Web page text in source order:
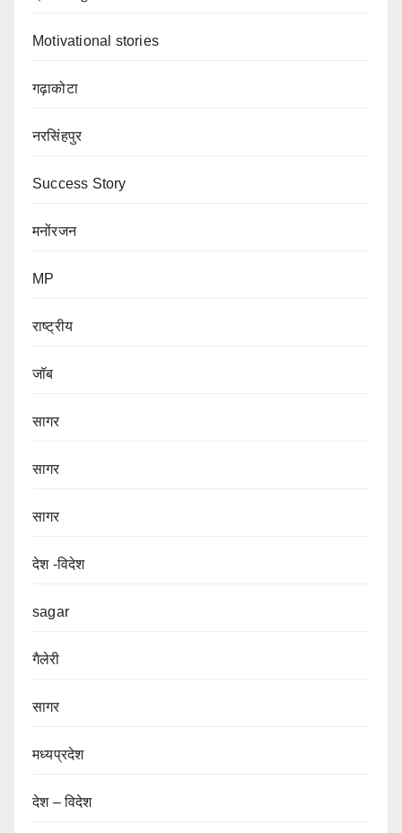
Motivational stories
गढ़ाकोटा
नरसिंहपुर
Success Story
मनोंरजन
MP
राष्ट्रीय
जॉब
सागर
सागर
सागर
देश -विदेश
sagar
गैलेरी
सागर
मध्यप्रदेश
देश – विदेश